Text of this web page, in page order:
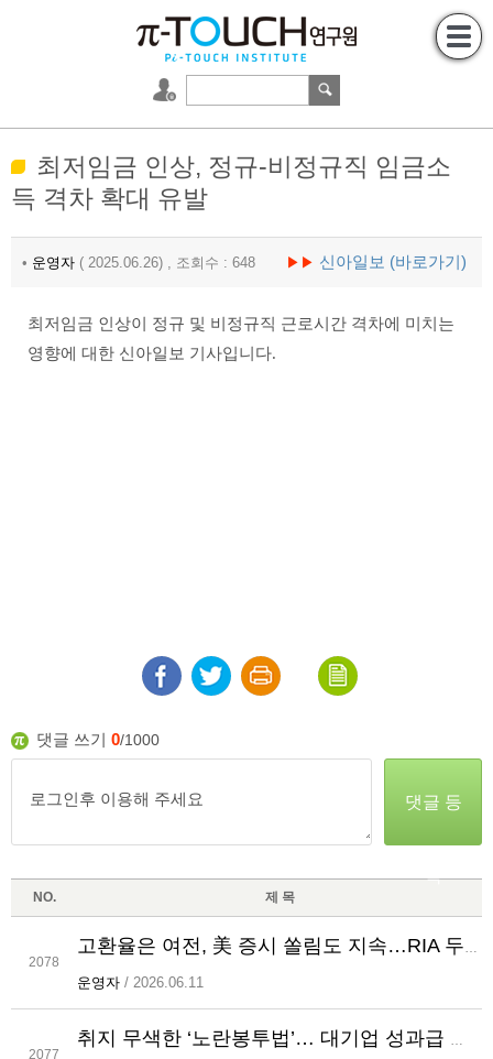
최저임금 인상, 정규-비정규직 임금소
득 격차 확대 유발
• 운영자 ( 2025.06.26) , 조회수 : 648 ▶▶ 신아일보 (바로가기)
최저임금 인상이 정규 및 비정규직 근로시간 격차에 미치는
영향에 대한 신아일보 기사입니다.
댓글 쓰기 0/1000
댓글 등
록
NO. 제 목
2078
고환율은 여전, 美 증시 쏠림도 지속…RIA 두 마리 토끼 놓쳤나
운영자 / 2026.06.11
2077
취지 무색한 ‘노란봉투법’… 대기업 성과급 투쟁·노노갈등 부작용 논란